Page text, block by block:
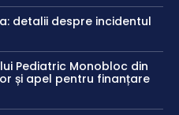
detalii despre incidentul
Pediatric Monobloc din
și apel pentru finanțare